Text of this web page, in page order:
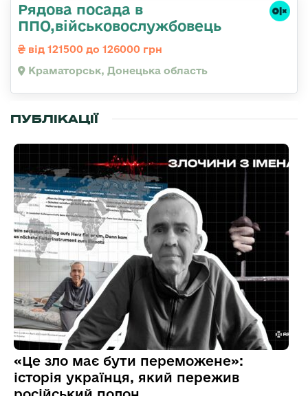
Рядова посада в
ППО,військовослужбовець
від 121500 до 126000 грн
Краматорськ, Донецька область
ПУБЛІКАЦІЇ
«Це зло має бути переможене»:
історія українця, який пережив